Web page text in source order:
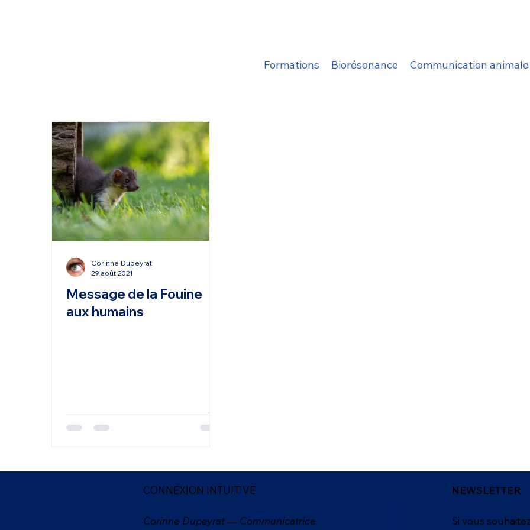
Formations Biorésonance Communication
Message de la Fouine
aux humains
Corinne Dupeyrat
29 août 2021
CONNEXION INTUITIVE
Corinne Dupeyrat — Communicatrice
NEWSLETTER
Si vous